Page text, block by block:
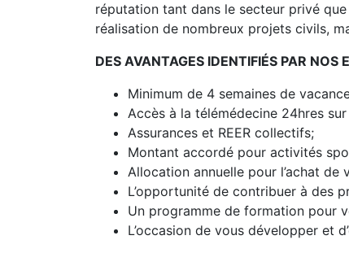
réputation tant dans le secteur privé
réalisation de nombreux projets civils,
DES AVANTAGES IDENTIFIÉS PAR NOS
Minimum de 4 semaines de
Accès à la télémédecine 24hres
Assurances et REER collectifs;
Montant accordé pour activités
Allocation annuelle pour l’achat
L’opportunité de contribuer à des
Un programme de formation pour
L’occasion de vous développer et